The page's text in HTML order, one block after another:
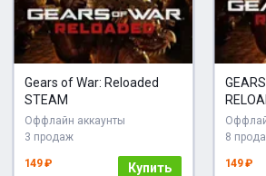
Gears of War: Reloaded
STEAM
Оффлайн аккаунты
3 продаж
149 ₽ Купить
8
149 ₽